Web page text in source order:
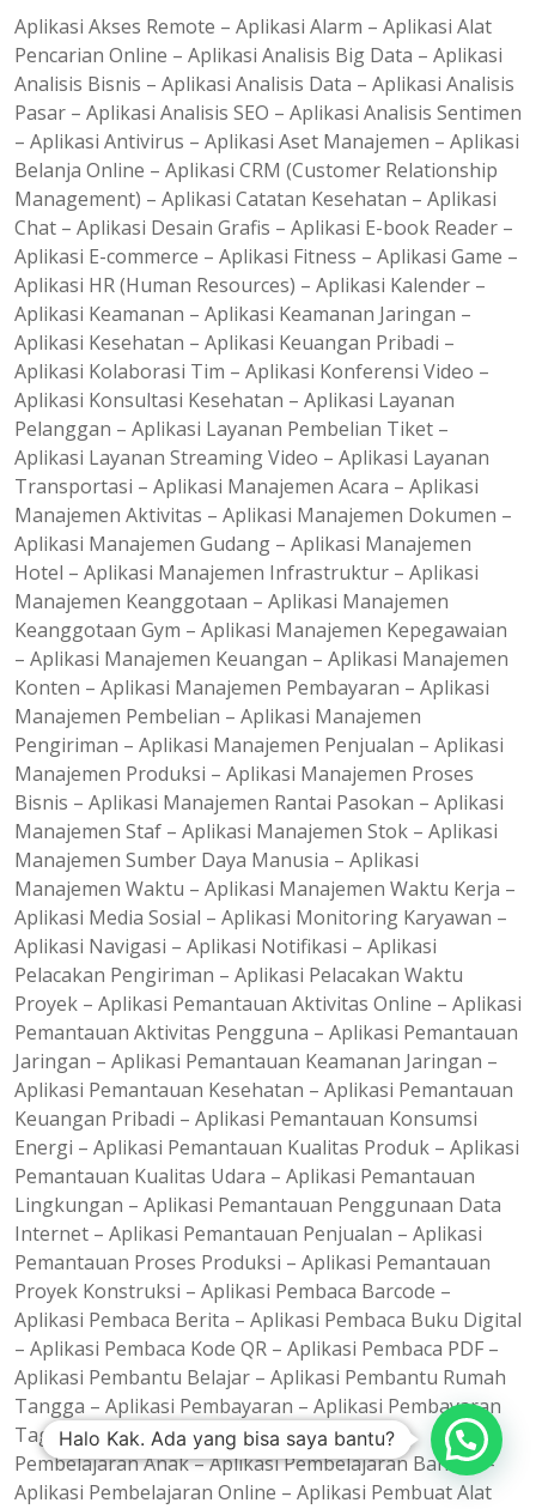
Aplikasi Akses Remote – Aplikasi Alarm – Aplikasi Alat
Pencarian Online – Aplikasi Analisis Big Data – Aplikasi
Analisis Bisnis – Aplikasi Analisis Data – Aplikasi Analisis
Pasar – Aplikasi Analisis SEO – Aplikasi Analisis Sentimen
– Aplikasi Antivirus – Aplikasi Aset Manajemen – Aplikasi
Belanja Online – Aplikasi CRM (Customer Relationship
Management) – Aplikasi Catatan Kesehatan – Aplikasi
Chat – Aplikasi Desain Grafis – Aplikasi E-book Reader –
Aplikasi E-commerce – Aplikasi Fitness – Aplikasi Game –
Aplikasi HR (Human Resources) – Aplikasi Kalender –
Aplikasi Keamanan – Aplikasi Keamanan Jaringan –
Aplikasi Kesehatan – Aplikasi Keuangan Pribadi –
Aplikasi Kolaborasi Tim – Aplikasi Konferensi Video –
Aplikasi Konsultasi Kesehatan – Aplikasi Layanan
Pelanggan – Aplikasi Layanan Pembelian Tiket –
Aplikasi Layanan Streaming Video – Aplikasi Layanan
Transportasi – Aplikasi Manajemen Acara – Aplikasi
Manajemen Aktivitas – Aplikasi Manajemen Dokumen –
Aplikasi Manajemen Gudang – Aplikasi Manajemen
Hotel – Aplikasi Manajemen Infrastruktur – Aplikasi
Manajemen Keanggotaan – Aplikasi Manajemen
Keanggotaan Gym – Aplikasi Manajemen Kepegawaian
– Aplikasi Manajemen Keuangan – Aplikasi Manajemen
Konten – Aplikasi Manajemen Pembayaran – Aplikasi
Manajemen Pembelian – Aplikasi Manajemen
Pengiriman – Aplikasi Manajemen Penjualan – Aplikasi
Manajemen Produksi – Aplikasi Manajemen Proses
Bisnis – Aplikasi Manajemen Rantai Pasokan – Aplikasi
Manajemen Staf – Aplikasi Manajemen Stok – Aplikasi
Manajemen Sumber Daya Manusia – Aplikasi
Manajemen Waktu – Aplikasi Manajemen Waktu Kerja –
Aplikasi Media Sosial – Aplikasi Monitoring Karyawan –
Aplikasi Navigasi – Aplikasi Notifikasi – Aplikasi
Pelacakan Pengiriman – Aplikasi Pelacakan Waktu
Proyek – Aplikasi Pemantauan Aktivitas Online – Aplikasi
Pemantauan Aktivitas Pengguna – Aplikasi Pemantauan
Jaringan – Aplikasi Pemantauan Keamanan Jaringan –
Aplikasi Pemantauan Kesehatan – Aplikasi Pemantauan
Keuangan Pribadi – Aplikasi Pemantauan Konsumsi
Energi – Aplikasi Pemantauan Kualitas Produk – Aplikasi
Pemantauan Kualitas Udara – Aplikasi Pemantauan
Lingkungan – Aplikasi Pemantauan Penggunaan Data
Internet – Aplikasi Pemantauan Penjualan – Aplikasi
Pemantauan Proses Produksi – Aplikasi Pemantauan
Proyek Konstruksi – Aplikasi Pembaca Barcode –
Aplikasi Pembaca Berita – Aplikasi Pembaca Buku Digital
– Aplikasi Pembaca Kode QR – Aplikasi Pembaca PDF –
Aplikasi Pembantu Belajar – Aplikasi Pembantu Rumah
Tangga – Aplikasi Pembayaran – Aplikasi Pembayaran
Tagihan – Aplikasi Pembelajaran – Aplikasi
Pembelajaran Anak – Aplikasi Pembelajaran Bahasa –
Aplikasi Pembelajaran Online – Aplikasi Pembuat Alat
Halo Kak. Ada yang bisa saya bantu?